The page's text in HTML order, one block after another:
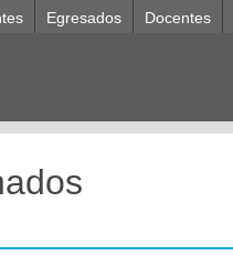
Egresados Docentes